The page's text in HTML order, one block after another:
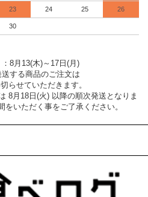
23 24 25 26
30
：8月13(木)～17日(月)
する商品のご注文は
らせていただきます。
8月18日(火) 以降の順次発送となりま
いただく事をご了承ください。